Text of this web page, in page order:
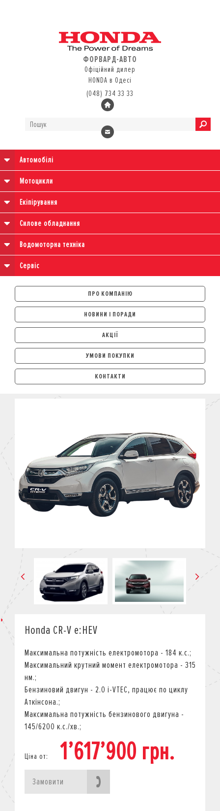
ФОРВАРД-АВТО
Офіційний дилер
HONDA в Одесі
(048) 734 33 33
Автомобілі
Мотоцикли
Екіпірування
Силове обладнання
Водомоторна техніка
Сервіс
ПРО КОМПАНІЮ
НОВИНИ І ПОРАДИ
АКЦІЇ
УМОВИ ПОКУПКИ
АВТОМОБІЛІ
ЛІЗИНГ
КРЕДИТ
МОТОЦИКЛИ
КРЕДИТ
СТРАХУВАННЯ
КОРПОРАТИВНИМ КЛІЄНТАМ
КОНТАКТИ
Honda CR-V e:HEV
Максимальна потужність електромотора - 184 к.с.;
Максимальний крутний момент електромотора - 315
нм.;
Бензиновий двигун - 2.0 i-VTEC, працює по циклу
Аткінсона.;
Максимальна потужність бензинового двигуна -
145/6200 к.с./хв.;
Ціна от: 1’617’900 грн.
Замовити